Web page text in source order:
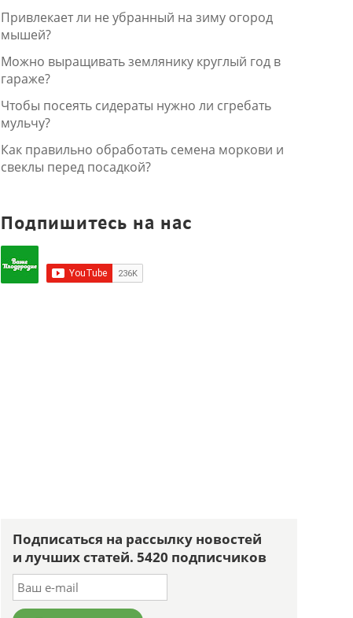
Привлекает ли не убранный на зиму огород
мышей?
Можно выращивать землянику круглый год в
гараже?
Чтобы посеять сидераты нужно ли сгребать
мульчу?
Как правильно обработать семена моркови и
свеклы перед посадкой?
Подпишитесь на нас
Подписаться на рассылку новостей
и лучших статей. 5420 подписчиков